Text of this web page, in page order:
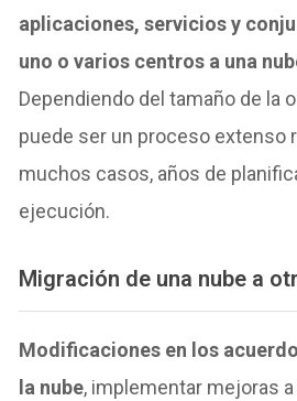
aplicaciones, servicios y
uno o varios centros a una
Dependiendo del tamaño de la
puede ser un proceso extenso
muchos casos, años de
ejecución.
Migración de una nube a
Modificaciones en los
la nube, implementar mejoras